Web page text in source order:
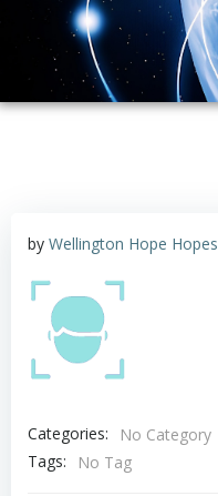
by Wellington Hope Hopes
Categories:
No Category
Tags:
No Tag